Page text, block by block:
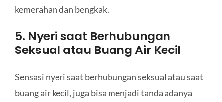
kemerahan dan bengkak.
5. Nyeri saat Berhubungan
Seksual atau Buang Air Kecil
Sensasi nyeri saat berhubungan seksual atau saat
buang air kecil, juga bisa menjadi tanda adanya